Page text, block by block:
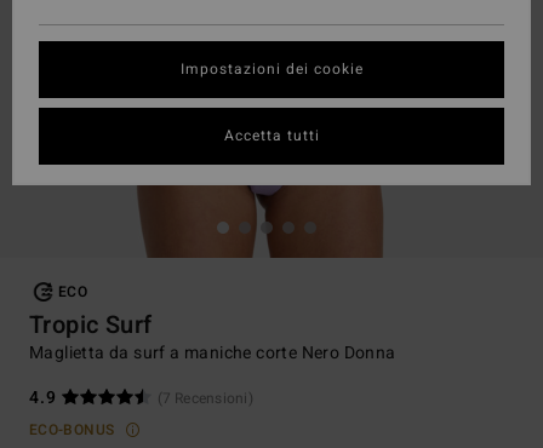
ECO
Tropic Surf
Maglietta da surf a maniche corte Nero Donna
4.9
(7 Recensioni)
ECO-BONUS
Impostazioni dei cookie
Accetta tutti